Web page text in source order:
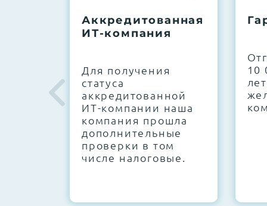
Next Business Day (NBD)
Аккредитованная
ИТ-компания
Для получения
статуса
аккредитованной
ИТ-компании наша
компания прошла
дополнительные
проверки в том
числе налоговые.
10